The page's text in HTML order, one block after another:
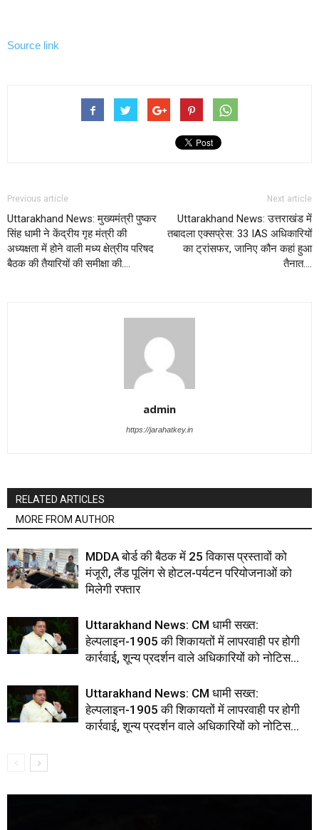
Source link
Previous article
Uttarakhand News: मुख्यमंत्री पुष्कर
सिंह धामी ने केंद्रीय गृह मंत्री की
अध्यक्षता में होने वाली मध्य क्षेत्रीय परिषद
बैठक की तैयारियों की समीक्षा की….
Next article
Uttarakhand News: उत्तराखंड में
तबादला एक्सप्रेस: 33 IAS अधिकारियों
का ट्रांसफर, जानिए कौन कहां हुआ
तैनात….
admin
https://jarahatkey.in
RELATED ARTICLES
MORE FROM AUTHOR
MDDA बोर्ड की बैठक में 25 विकास प्रस्तावों को
मंजूरी, लैंड पूलिंग से होटल-पर्यटन परियोजनाओं को
मिलेगी रफ्तार
Uttarakhand News: CM धामी सख्त:
हेल्पलाइन-1905 की शिकायतों में लापरवाही पर होगी
कार्रवाई, शून्य प्रदर्शन वाले अधिकारियों को नोटिस…
Uttarakhand News: CM धामी सख्त:
हेल्पलाइन-1905 की शिकायतों में लापरवाही पर होगी
कार्रवाई, शून्य प्रदर्शन वाले अधिकारियों को नोटिस…